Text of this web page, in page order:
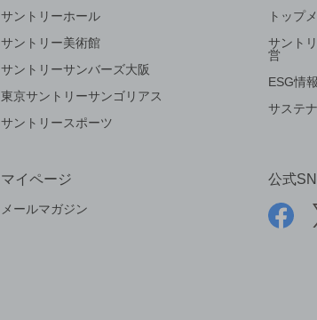
サントリーホール
サントリー美術館
サントリーサンバーズ大阪
東京サントリーサンゴリアス
サントリースポーツ
トップ
サント
営
ESG情
サステ
マイページ
メールマガジン
公式